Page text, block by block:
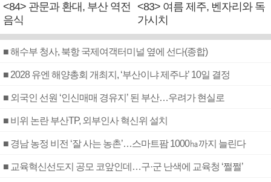
<84> 관문과 환대, 부산 역전
음식
<83> 여름 제주, 벤자리와 독
가시치
■ 해수부 청사, 북항 국제여객터미널 옆에 선다(종합)
■ 2028 유엔 해양총회 개최지, ‘부산이냐 제주냐’ 10일 결정
■ 외국인 선원 ‘인신매매 경유지’ 된 부산…우려가 현실로
■ 비위 논란 부산TP, 외부인사 혁신위 설치
■ 경남 농정 비전 ‘잘 사는 농촌’…스마트팜 1000㏊까지 늘린다
■ 교육혁신선도지 공모 코앞인데…구·군 난색에 교육청 ‘쩔쩔’